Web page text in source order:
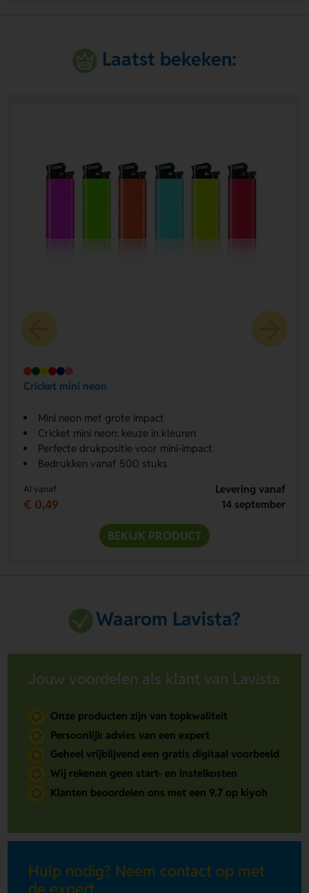
Laatst bekeken:
Cricket mini neon
Mini neon met grote impact
Cricket mini neon: keuze in kleuren
Perfecte drukpositie voor mini-impact
Bedrukken vanaf 500 stuks
Al vanaf
€ 0,49
Levering vanaf
14 september
BEKIJK PRODUCT
Waarom Lavista?
Jouw voordelen als klant van Lavista
Onze producten zijn van topkwaliteit
Persoonlijk advies van een expert
Geheel vrijblijvend een gratis digitaal voorbeeld
Wij rekenen geen start- en instelkosten
Klanten beoordelen ons met een 9.7 op kiyoh
Hulp nodig? Neem contact op met
de expert.